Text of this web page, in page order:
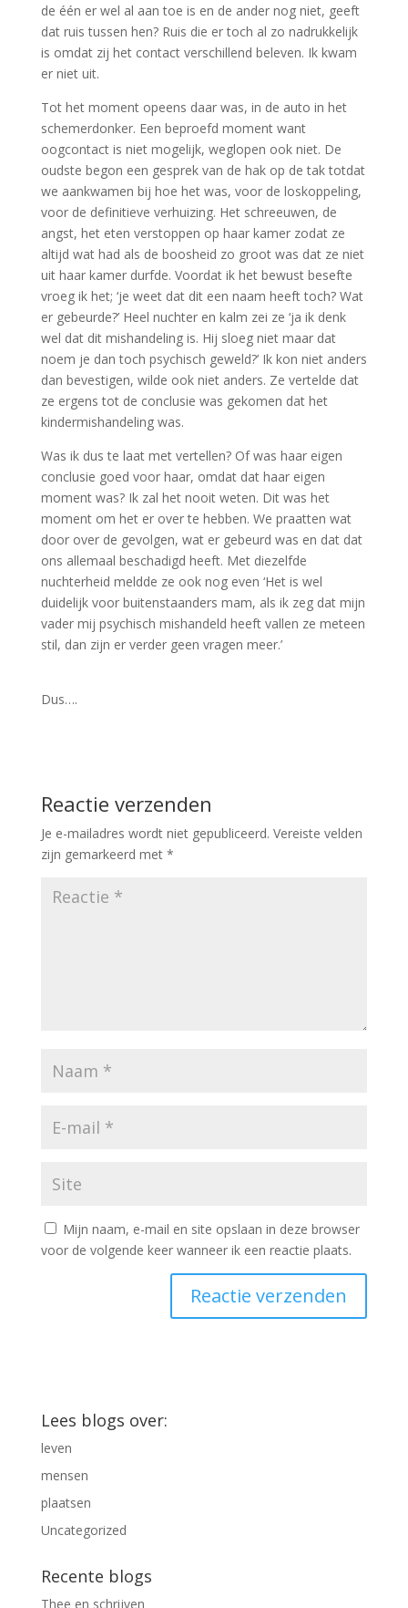
de één er wel al aan toe is en de ander nog niet, geeft
dat ruis tussen hen? Ruis die er toch al zo nadrukkelijk
is omdat zij het contact verschillend beleven. Ik kwam
er niet uit.
Tot het moment opeens daar was, in de auto in het
schemerdonker. Een beproefd moment want
oogcontact is niet mogelijk, weglopen ook niet. De
oudste begon een gesprek van de hak op de tak totdat
we aankwamen bij hoe het was, voor de loskoppeling,
voor de definitieve verhuizing. Het schreeuwen, de
angst, het eten verstoppen op haar kamer zodat ze
altijd wat had als de boosheid zo groot was dat ze niet
uit haar kamer durfde. Voordat ik het bewust besefte
vroeg ik het; ‘je weet dat dit een naam heeft toch? Wat
er gebeurde?’ Heel nuchter en kalm zei ze ‘ja ik denk
wel dat dit mishandeling is. Hij sloeg niet maar dat
noem je dan toch psychisch geweld?’ Ik kon niet anders
dan bevestigen, wilde ook niet anders. Ze vertelde dat
ze ergens tot de conclusie was gekomen dat het
kindermishandeling was.
Was ik dus te laat met vertellen? Of was haar eigen
conclusie goed voor haar, omdat dat haar eigen
moment was? Ik zal het nooit weten. Dit was het
moment om het er over te hebben. We praatten wat
door over de gevolgen, wat er gebeurd was en dat dat
ons allemaal beschadigd heeft. Met diezelfde
nuchterheid meldde ze ook nog even ‘Het is wel
duidelijk voor buitenstaanders mam, als ik zeg dat mijn
vader mij psychisch mishandeld heeft vallen ze meteen
stil, dan zijn er verder geen vragen meer.’
Dus….
Reactie verzenden
Je e-mailadres wordt niet gepubliceerd. Vereiste velden
zijn gemarkeerd met *
Mijn naam, e-mail en site opslaan in deze browser
voor de volgende keer wanneer ik een reactie plaats.
Lees blogs over:
leven
mensen
plaatsen
Uncategorized
Recente blogs
Thee en schrijven